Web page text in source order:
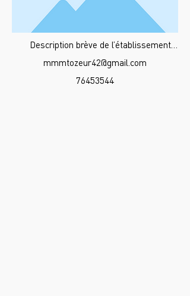
Description brève de l’établissement…
mmmtozeur42@gmail.com
76453544